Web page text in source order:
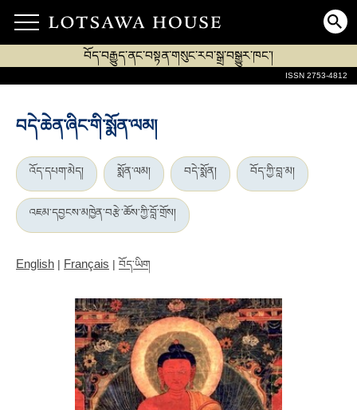
བོད་བརྒྱུད་ནང་བསྟན་གསུང་རབ་སྒྲ་བསྒྱུར་ཁང་།
ISSN 2753-4812
བདེ་ཆེན་ཞིང་གི་སྨོན་ལམ།
འོད་དཔག་མེད། སྨོན་ལམ། བདེ་སྨོན། བོད་ཀྱི་བླ་མ།
འཇམ་དབྱངས་མཁྱེན་བརྩེ་ཆོས་ཀྱི་བློ་གྲོས།
English | Français | བོད་ཡིག